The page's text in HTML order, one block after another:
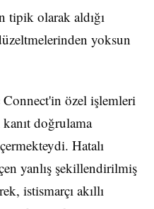
tipik olarak aldığı
yoksun
Connect'in özel işlemleri
doğrulama
Hatalı
yanlış şekillendirilmiş
istismarçı akıllı